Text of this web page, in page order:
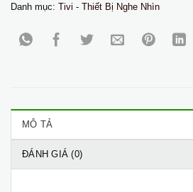
Danh mục: Tivi - Thiết Bị Nghe Nhìn
MÔ TẢ
ĐÁNH GIÁ (0)